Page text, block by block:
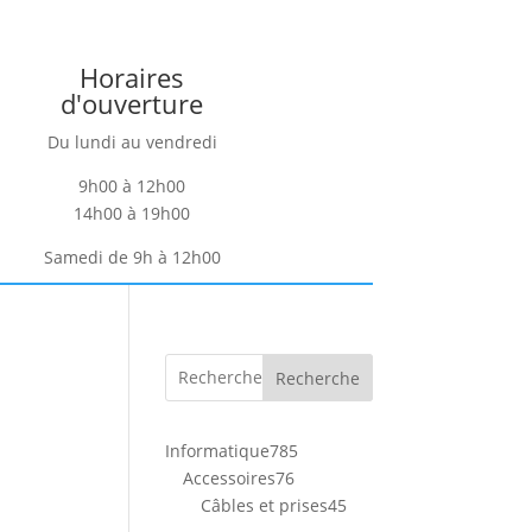
Horaires
d'ouverture
Du lundi au vendredi
9h00 à 12h00
14h00 à 19h00
Samedi de 9h à 12h00
Recherche
Informatique785
Accessoires7676
produits
Câbles et prises45